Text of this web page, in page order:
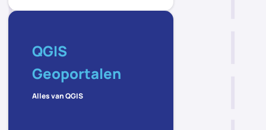
QGIS
Geoportalen
Alles van QGIS